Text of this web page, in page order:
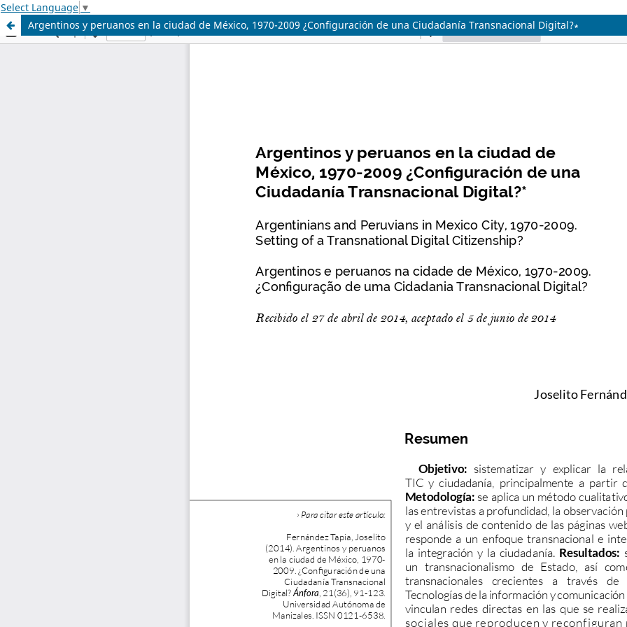
Select Language ▼
Argentinos y peruanos en la ciudad de México, 1970-2009 ¿Configuración de una Ciudadanía Transnacional Digital?∗